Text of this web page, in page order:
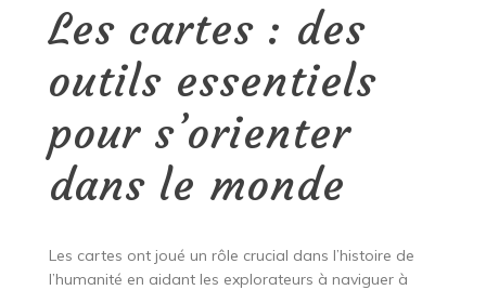
Les cartes : des
outils essentiels
pour s’orienter
dans le monde
Les cartes ont joué un rôle crucial dans l’histoire de
l’humanité en aidant les explorateurs à naviguer à